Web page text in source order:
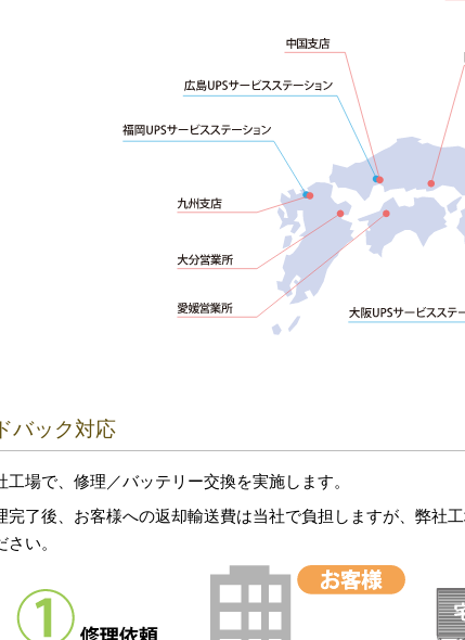
バック対応
工場で、修理／バッテリー交換を実施します。
完了後、お客様への返却輸送費は当社で負担しますが、弊社
さい。